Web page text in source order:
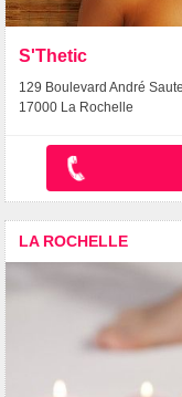
S'Thetic
129 Boulevard André Sautel
17000 La Rochelle
LA ROCHELLE